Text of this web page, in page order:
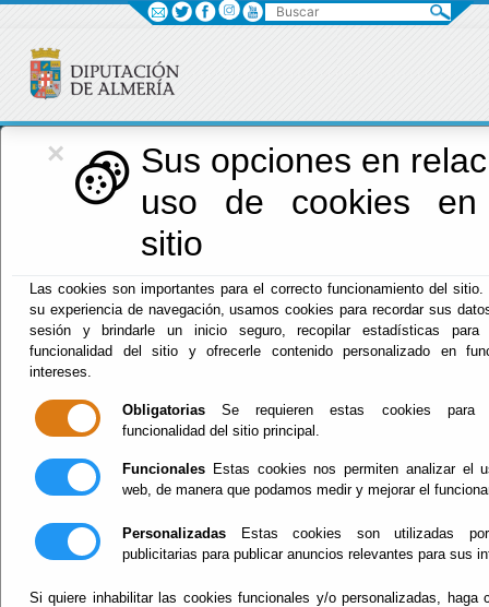
×
Sus opciones en
uso de cookies
sitio
Las cookies son importantes para el correcto funcionamiento del sitio.
su experiencia de navegación, usamos cookies para recordar sus
sesión y brindarle un inicio seguro, recopilar estadísticas para
funcionalidad del sitio y ofrecerle contenido personalizado en
intereses.
Obligatorias Se requieren estas cookies para
funcionalidad del sitio principal.
Funcionales Estas cookies nos permiten analizar el
web, de manera que podamos medir y mejorar el
Personalizadas Estas cookies son utilizadas por
publicitarias para publicar anuncios relevantes para sus
Si quiere inhabilitar las cookies funcionales y/o personalizadas, haga
Red Provincial
de Almería
Menú RPC
Inicio - INFORMACIÓN GENERAL CENTROS DIPUTACIÓN
INFORMACIÓN
GENERAL
CENTROS
DIPUTACIÓN
Buscar